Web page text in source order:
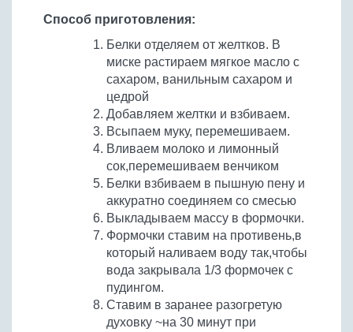
Способ приготовления:
Белки отделяем от желтков. В
миске растираем мягкое масло с
сахаром, ванильным сахаром и
цедрой
Добавляем желтки и взбиваем.
Всыпаем муку, перемешиваем.
Вливаем молоко и лимонный
сок,перемешиваем венчиком
Белки взбиваем в пышную пену и
аккуратно соединяем со смесью
Выкладываем массу в формочки.
Формочки ставим на противень,в
который наливаем воду так,чтобы
вода закрывала 1/3 формочек с
пудингом.
Ставим в заранее разогретую
духовку ~на 30 минут при